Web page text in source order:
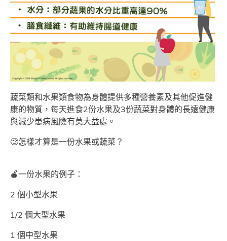
蔬菜類和水果類食物為身體提供多種營養素及其他促進健
康的物質，每天進食2份水果及3份蔬菜對身體的長遠健康
與減少患病風險有莫大益處。
🧐怎樣才算是一份水果或蔬菜？
🍎一份水果的例子：
2 個小型水果
1/2 個大型水果
1 個中型水果